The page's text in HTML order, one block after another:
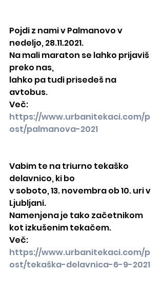
Pojdi z nami v Palmanovo v
nedeljo, 28.11.2021.
Na mali maraton se lahko prijaviš
preko nas,
lahko pa tudi prisedeš na
avtobus.
Več:
https://www.urbanitekaci.com/p
ost/palmanova-2021
Vabim te na triurno tekaško
delavnico, ki bo
v soboto, 13. novembra ob 10. uri v
Ljubljani.
Namenjena je tako začetnikom
kot izkušenim tekačem.
Več:
https://www.urbanitekaci.com/p
ost/tekaška-delavnica-6-9-2021